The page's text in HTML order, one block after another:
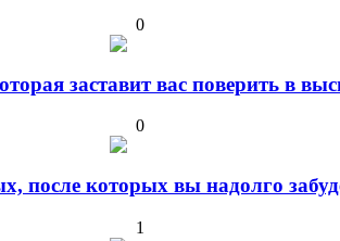
0
заставит вас поверить в
0
после которых вы надолго
1